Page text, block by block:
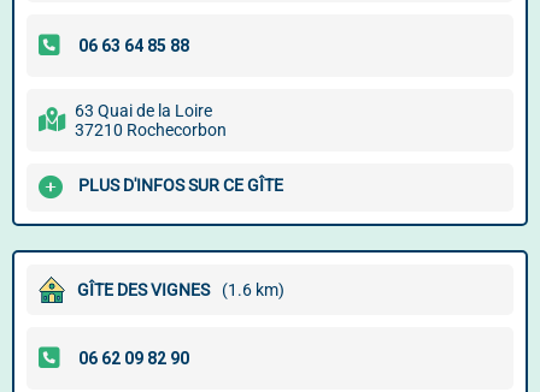
63 Quai de la Loire
37210 Rochecorbon
PLUS D'INFOS SUR CE GÎTE
GÎTE DES VIGNES (1.6 km)